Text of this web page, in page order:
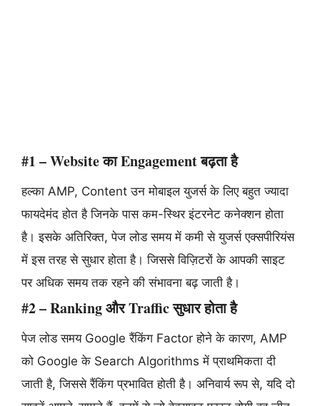
#1 – Website का Engagement बढ़ता है
हल्का AMP, Content उन मोबाइल युजर्स के लिए बहुत ज्यादा
फायदेमंद होत है जिनके पास कम-स्थिर इंटरनेट कनेक्शन होता
है। इसके अतिरिक्त, पेज लोड समय में कमी से युजर्स एक्सपीरियंस
में इस तरह से सुधार होता है। जिससे विज़िटरों के आपकी साइट
पर अधिक समय तक रहने की संभावना बढ़ जाती है।
#2 – Ranking और Traffic सुधार होता है
पेज लोड समय Google रैंकिंग Factor होने के कारण, AMP
को Google के Search Algorithms में प्राथमिकता दी
जाती है, जिससे रैंकिंग प्रभावित होती है। अनिवार्य रूप से, यदि दो